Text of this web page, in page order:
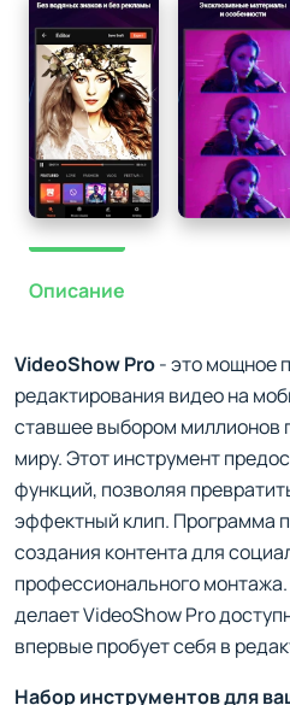
Описание
VideoShow Pro- это мощное
редактирования видео на
ставшее выбором миллионов
миру. Этот инструмент
функций, позволяя
эффектный клип. Программа
создания контента для
профессионального
делает VideoShow Pro
впервые пробует себя в
Набор инструментов для